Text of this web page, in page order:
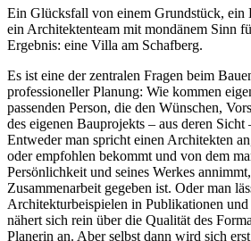
Ein Glücksfall von einem Grundstück, ein
ein Architektenteam mit mondänem Sinn
Ergebnis: eine Villa am Schafberg.
Es ist eine der zentralen Fragen beim
professioneller Planung: Wie kommen
passenden Person, die den Wünschen,
des eigenen Bauprojekts – aus deren Sicht
Entweder man spricht einen Architekten
oder empfohlen bekommt und von dem
Persönlichkeit und seines Werkes
Zusammenarbeit gegeben ist. Oder man
Architekturbeispielen in Publikationen und
nähert sich rein über die Qualität des
Planerin an. Aber selbst dann wird sich